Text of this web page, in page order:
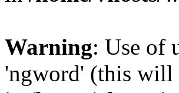
Warning: Use of
'ngword' (this will